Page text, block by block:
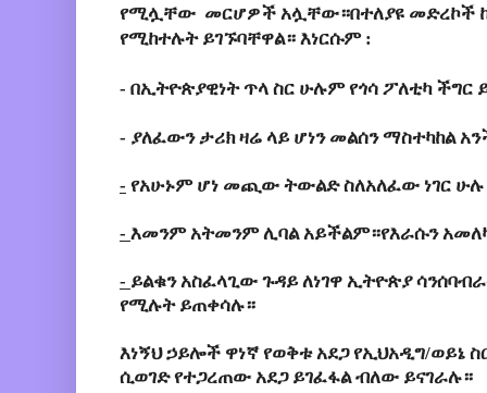
የሚሏቸው መርሆዎች አሏቸው።በተለያዩ መድረኮች
የሚከተሉት ይገኙባቸዋል። እነርሱም :
- በኢትዮጵያዊነት ጥላ ስር ሁሉም የጎሳ ፖለቲካ ችግር
- ያለፈውን ታሪክ ዛሬ ላይ ሆነን መልሰን ማስተካከል
- የአሁኑም ሆነ መጪው ትውልድ ስለአለፈው ነገር ሁሉ
- እመንም አትመንም ሊባል አይችልም።የእራሱን
- ይልቁን አስፈላጊው ጉዳይ ለነገዋ ኢትዮጵያ
የሚሉት ይጠቀሳሉ።
እነኝህ ኃይሎች ዋነኛ የወቅቱ አደጋ የኢህአዲግ/ወይኔ
ሲወገድ የተጋረጠው አደጋ ይገፈፋል ብለው ይናገራሉ።